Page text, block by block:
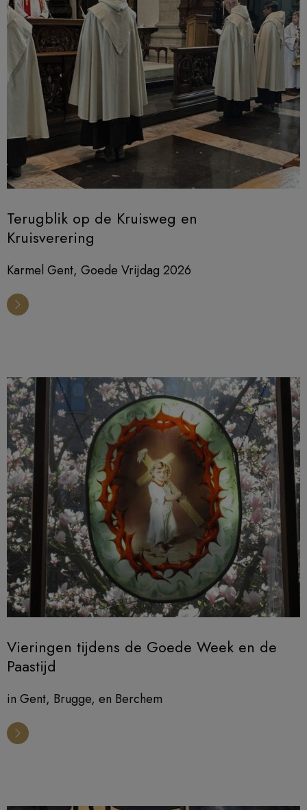
Terugblik op de Kruisweg en
Kruisverering
Karmel Gent, Goede Vrijdag 2026
Vieringen tijdens de Goede Week en de
Paastijd
in Gent, Brugge, en Berchem